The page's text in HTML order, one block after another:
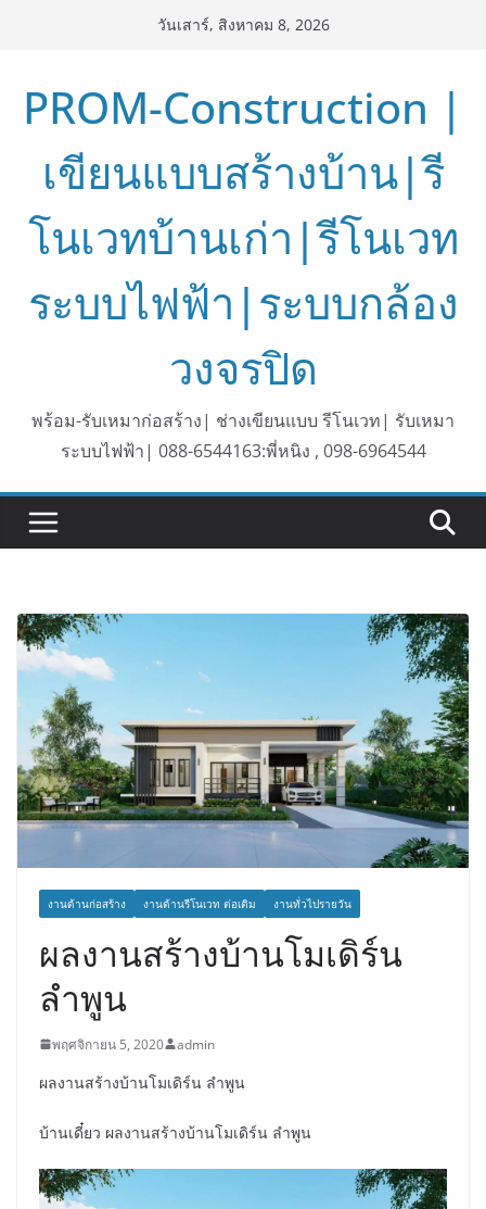
วันเสาร์, สิงหาคม 8, 2026
PROM-Construction |
เขียนแบบสร้างบ้าน|รี
โนเวทบ้านเก่า|รีโนเวท
ระบบไฟฟ้า|ระบบกล้อง
วงจรปิด
พร้อม-รับเหมาก่อสร้าง| ช่างเขียนแบบ รีโนเวท| รับเหมา
ระบบไฟฟ้า| 088-6544163:พี่หนิง , 098-6964544
งานด้านก่อสร้าง งานด้านรีโนเวท ต่อเติม งานทั่วไปรายวัน
ผลงานสร้างบ้านโมเดิร์น
ลำพูน
พฤศจิกายน 5, 2020 admin
ผลงานสร้างบ้านโมเดิร์น ลำพูน
บ้านเดี๋ยว ผลงานสร้างบ้านโมเดิร์น ลำพูน